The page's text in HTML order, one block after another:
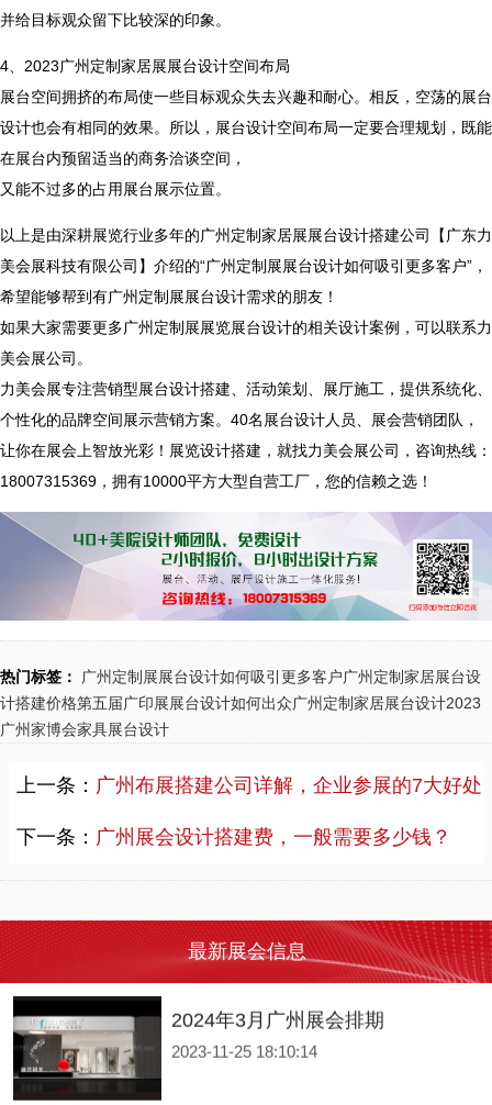
并给目标观众留下比较深的印象。
4、2023广州定制家居展展台设计空间布局
展台空间拥挤的布局使一些目标观众失去兴趣和耐心。相反，空荡的展台
设计也会有相同的效果。所以，展台设计空间布局一定要合理规划，既能
在展台内预留适当的商务洽谈空间，
又能不过多的占用展台展示位置。
以上是由深耕展览行业多年的广州定制家居展展台设计搭建公司【广东力
美会展科技有限公司】介绍的“广州定制展展台设计如何吸引更多客户”，
希望能够帮到有广州定制展展台设计需求的朋友！
如果大家需要更多广州定制展展览展台设计的相关设计案例，可以联系力
美会展公司。
力美会展专注营销型展台设计搭建、活动策划、展厅施工，提供系统化、
个性化的品牌空间展示营销方案。40名展台设计人员、展会营销团队，
让你在展会上智放光彩！展览设计搭建，就找力美会展公司，咨询热线：
18007315369，拥有10000平方大型自营工厂，您的信赖之选！
热门标签： 广州定制展展台设计如何吸引更多客户广州定制家居展台设
计搭建价格第五届广印展展台设计如何出众广州定制家居展台设计2023
广州家博会家具展台设计
上一条： 广州布展搭建公司详解，企业参展的7大好处
下一条： 广州展会设计搭建费，一般需要多少钱？
最新展会信息
2024年6月重要展会排期信息，展会策划展台设计搭建公司推荐
2024-03-07 11:51:42
2024年5月重要展会排期信息，展台设计定制厂家推荐
2024-03-07 11:44:27
展台设计搭建公司“力美会展”整理了广州、深圳、上海、香港、长沙展会主办方公布2024年5月开展日期供大家参考—本表信息来源于主办公开信息等。 展会数量众多，都在哪里举行？展会排期具体在什么时间段？接下来由广东展台设计搭建公司【力美会展科技】来为大家推荐：各位小伙伴一定要翻到底部看看评论哦！本篇文章仅供参考，具体开展时间请以主办方信息为主。
2024年4月重要展会排期信息，展会展台设计搭建公司推荐
2024-03-07 11:43:43
2024年3月重要展会排期信息，展台设计搭建公司推荐
2023-11-25 18:13:52
2024年3月广州展会排期
2023-11-25 18:10:14